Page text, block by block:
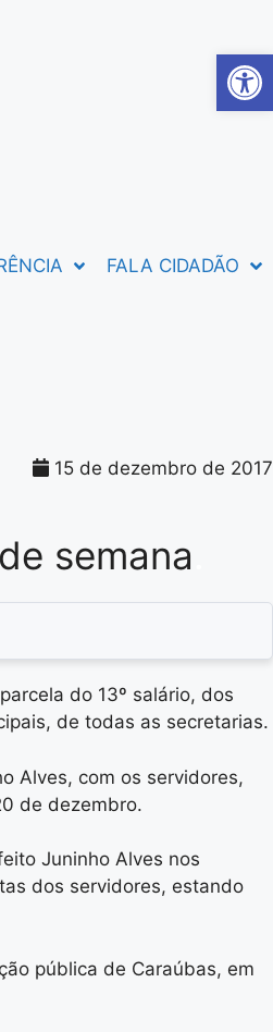
FALA CIDADÃO
15 de dezembro de 2017
semana
do 13º salário, dos
de todas as secretarias.
Alves, com os servidores,
de dezembro.
Juninho Alves nos
dos servidores, estando
pública de Caraúbas, em
Abrir